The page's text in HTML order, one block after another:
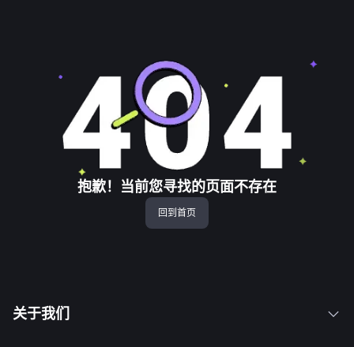
抱歉！当前您寻找的页面不存在
回到首页
关于我们